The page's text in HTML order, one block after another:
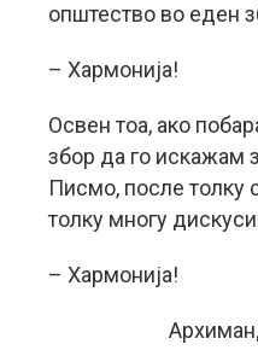
општество во еден
– Хармонија!
Освен тоа, ако
збор да го искажам
Писмо, после толку
толку многу
– Хармонија!